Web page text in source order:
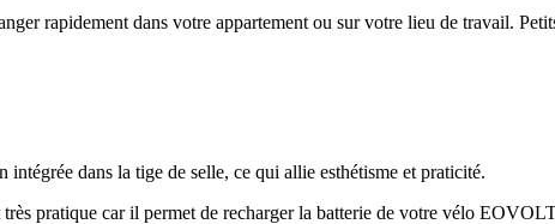
rapidement dans votre appartement ou sur votre lieu de travail.
dans la tige de selle, ce qui allie esthétisme et praticité.
pratique car il permet de recharger la batterie de votre vélo